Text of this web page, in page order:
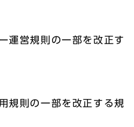
運営規則の一部を改正す
規則の一部を改正する規